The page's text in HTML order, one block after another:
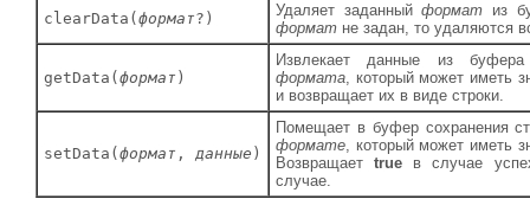
clearData( формат?) Удаляет заданныйформат из
формат не задан, то удаляются
getData( формат )
Извлекает данные из буфера
формата, который может иметь
и возвращает их в виде строки.
setData( формат , данные )
Помещает в буфер сохранения
формате, который может иметь
Возвращаетtrue в случае
случае.